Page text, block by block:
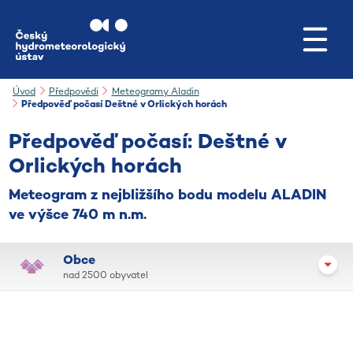
Úvod Předpovědi
Meteogramy Aladin
Předpověď počasí Deštné v Orlických horách
Předpověď počasí: Deštné v
Orlických horách
Meteogram z nejbližšího bodu modelu ALADIN
ve výšce 740 m n.m.
Obce
nad 2500 obyvatel